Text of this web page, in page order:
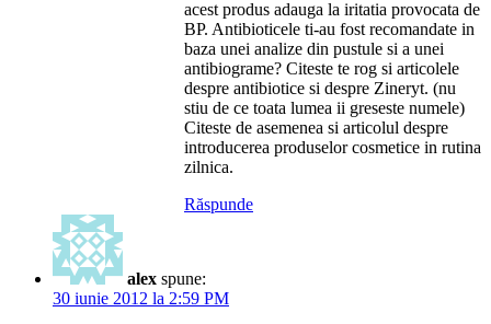
acest produs adauga la iritatia provocata de
BP. Antibioticele ti-au fost recomandate in
baza unei analize din pustule si a unei
antibiograme? Citeste te rog si articolele
despre antibiotice si despre Zineryt. (nu
stiu de ce toata lumea ii greseste numele)
Citeste de asemenea si articolul despre
introducerea produselor cosmetice in rutina
zilnica.
Răspunde
alex spune:
30 iunie 2012 la 2:59 PM